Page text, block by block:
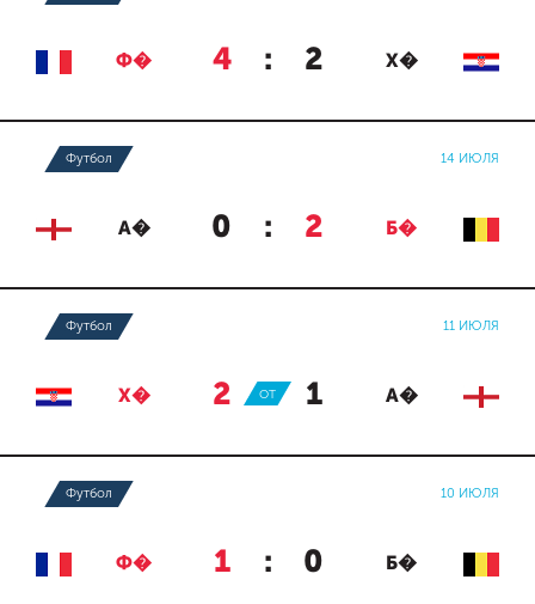
Ф� 4 : 2 Х�
Футбол 14 ИЮЛЯ
А� 0 : 2 Б�
Футбол 11 ИЮЛЯ
Х� 2 : 1 А�
ОТ
Футбол 10 ИЮЛЯ
Ф� 1 : 0 Б�